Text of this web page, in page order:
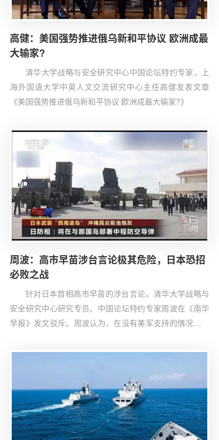
高健：美国强势推进俄乌新和平协议 欧洲成最
大输家?
清华大学战略与安全研究中心中国论坛特约专家，上
海外国语大学中英人文交流研究中心主任高健发表文章
《美国强势推进俄乌新和平协议 欧洲成最大输家?》
周波：高市早苗涉台言论极其危险，日本恐招
必败之战
针对日本首相高市早苗的涉台言论，清华大学战略与
安全研究中心研究专员、中国论坛特约专家周波在《南华
早报》发文驳斥。周波认为，在没有美军支持的情况下，
缺乏行使集体自卫权的充分理由。周波指出，台海局势目
美国既威慑“台独”又劝阻中国大陆“武统”，而日本等美国盟
友在后者自身立场未定前，也不愿做出具体的军事承诺。